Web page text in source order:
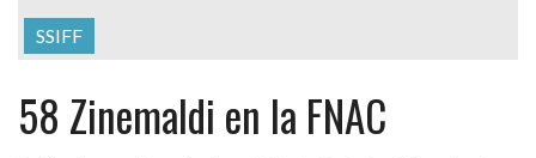
SSIFF
58 Zinemaldi en la FNAC